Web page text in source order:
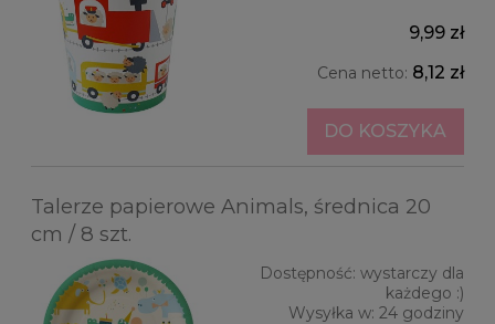
9,99 zł
Cena netto: 8,12 zł
DO KOSZYKA
Talerze papierowe Animals, średnica 20
cm / 8 szt.
Dostępność: wystarczy dla
każdego :)
Wysyłka w: 24 godziny